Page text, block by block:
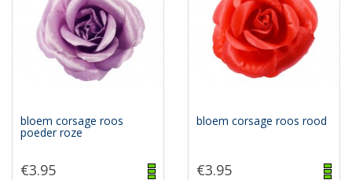
bloem corsage roos
poeder roze
€3.95
bloem corsage roos rood
€3.95